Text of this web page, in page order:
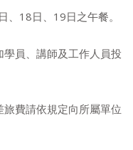
18日、19日之午餐。
員、講師及工作人員投
費請依規定向所屬單位